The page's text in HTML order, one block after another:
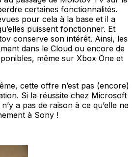
certaines fonctionnalités.
pour cela à la base et il a
puissent fonctionner. Et
conserve son intérêt. Ainsi, les
dans le Cloud ou encore de
même sur Xbox One et
cette offre n’est pas (encore)
Si la réussite chez Microsoft
a pas de raison à ce qu’elle ne
à Sony !